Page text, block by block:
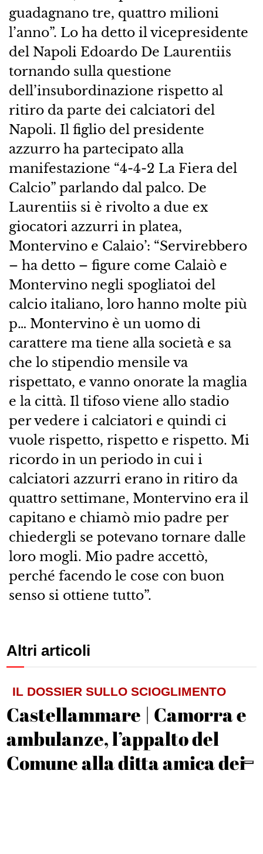
guadagnano tre, quattro milioni
l’anno”. Lo ha detto il vicepresidente
del Napoli Edoardo De Laurentiis
tornando sulla questione
dell’insubordinazione rispetto al
ritiro da parte dei calciatori del
Napoli. Il figlio del presidente
azzurro ha partecipato alla
manifestazione “4-4-2 La Fiera del
Calcio” parlando dal palco. De
Laurentiis si è rivolto a due ex
giocatori azzurri in platea,
Montervino e Calaio’: “Servirebbero
– ha detto – figure come Calaiò e
Montervino negli spogliatoi del
calcio italiano, loro hanno molte più
p… Montervino è un uomo di
carattere ma tiene alla società e sa
che lo stipendio mensile va
rispettato, e vanno onorate la maglia
e la città. Il tifoso viene allo stadio
per vedere i calciatori e quindi ci
vuole rispetto, rispetto e rispetto. Mi
ricordo in un periodo in cui i
calciatori azzurri erano in ritiro da
quattro settimane, Montervino era il
capitano e chiamò mio padre per
chiedergli se potevano tornare dalle
loro mogli. Mio padre accettò,
perché facendo le cose con buon
senso si ottiene tutto”.
Altri articoli
IL DOSSIER SULLO SCIOGLIMENTO
Castellammare | Camorra e
ambulanze, l’appalto del
Comune alla ditta amica dei